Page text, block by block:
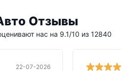
Отзывы
нас на 9.1/10 из 12840
22-07-2026